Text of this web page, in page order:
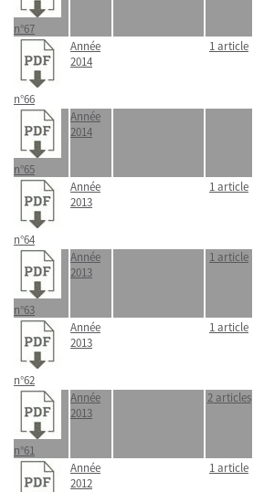
n°67
n°66
Année
2014
1 article
n°65
Année
2014
n°64
Année
2013
1 article
n°63
Année
2013
1 article
n°62
Année
2013
1 article
n°61
Année
2013
2 articles
Année
2012
1 article